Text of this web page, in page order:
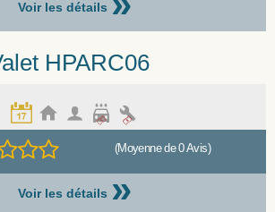
Voir les détails
HPARC06
(Moyenne de 0 Avis)
Voir les détails »